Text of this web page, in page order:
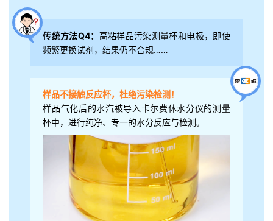
传统方法Q4： 高粘样品污染测量杯和电极，即使
频繁更换试剂，结果仍不合规……
样品不接触反应杯，杜绝污染检测！
样品气化后的水汽被导入卡尔费休水分仪的测量
杯中，进行纯净、专一的水分反应与检测。